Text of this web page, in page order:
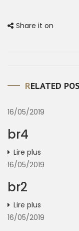
Share it on
RELATED
16/05/2019
br4
Lire plus
16/05/2019
br2
Lire plus
16/05/2019